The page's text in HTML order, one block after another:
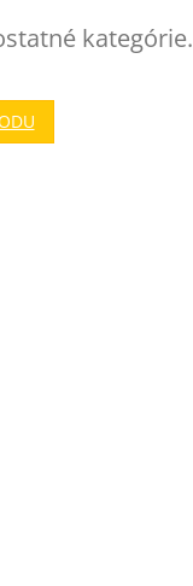
kategórie.